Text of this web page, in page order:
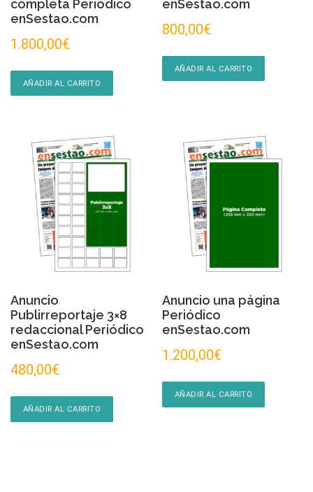
completa Periódico
enSestao.com
1.800,00€
AÑADIR AL CARRITO
enSestao.com
800,00€
AÑADIR AL CARRITO
Anuncio
Publirreportaje 3×8
redaccional Periódico
enSestao.com
480,00€
AÑADIR AL CARRITO
Anuncio una página
Periódico
enSestao.com
1.200,00€
AÑADIR AL CARRITO